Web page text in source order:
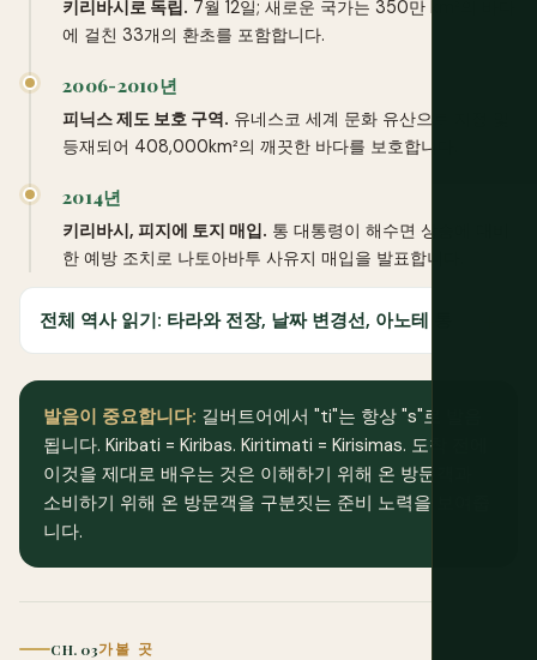
키리바시로 독립. 7월 12일; 새로운 국가는 350만 km²의 바다
에 걸친 33개의 환초를 포함합니다.
2006-2010년
피닉스 제도 보호 구역. 유네스코 세계 문화 유산으로 지정 및
등재되어 408,000km²의 깨끗한 바다를 보호합니다.
2014년
키리바시, 피지에 토지 매입. 통 대통령이 해수면 상승에 대비
한 예방 조치로 나토아바투 사유지 매입을 발표합니다.
전체 역사 읽기: 타라와 전장, 날짜 변경선, 아노테 통
발음이 중요합니다: 길버트어에서 "ti"는 항상 "s"로 발음
됩니다. Kiribati = Kiribas. Kiritimati = Kirisimas. 도착 전에
이것을 제대로 배우는 것은 이해하기 위해 온 방문객과
소비하기 위해 온 방문객을 구분짓는 준비 노력을 보여줍
니다.
CH. 03가볼 곳